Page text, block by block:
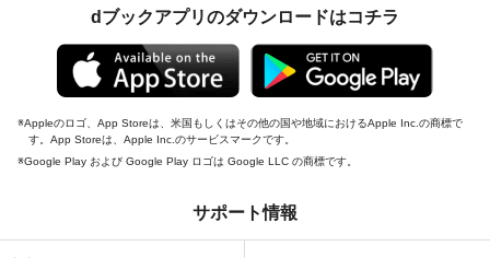
dブックアプリのダウンロードはコチラ
Appleのロゴ、App Storeは、米国もしくはその他の国や地域におけるApple Inc.の商標で
す。App Storeは、Apple Inc.のサービスマークです。
Google Play および Google Play ロゴは Google LLC の商標です。
サポート情報